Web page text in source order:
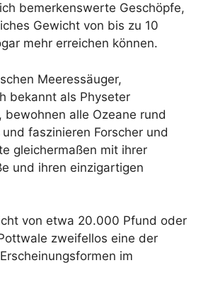
bemerkenswerte Geschöpfe,
Gewicht von bis zu 10
mehr erreichen können.
Meeressäuger,
bekannt als Physeter
bewohnen alle Ozeane rund
faszinieren Forscher und
gleichermaßen mit ihrer
und ihren einzigartigen
von etwa 20.000 Pfund oder
zweifellos eine der
im